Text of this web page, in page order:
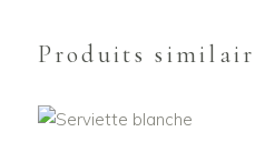
Produits
PANIER